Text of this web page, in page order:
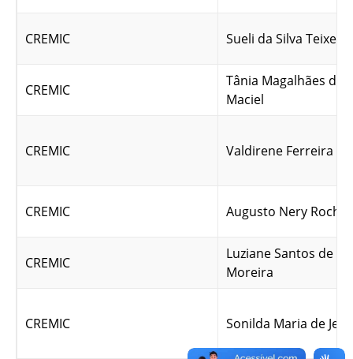
CREMIC Sueli da Silva
CREMIC
Tânia Magalhães de
Maciel
CREMIC Valdirene Ferreira
CREMIC Augusto Nery Rocha
CREMIC
Luziane Santos de
Moreira
CREMIC Sonilda Maria de